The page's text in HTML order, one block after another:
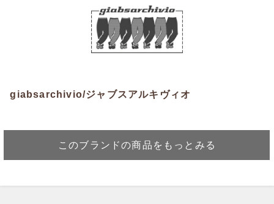
giabsarchivio/ジャブスアルキヴィオ
このブランドの商品をもっとみる